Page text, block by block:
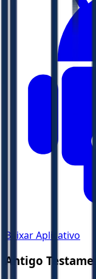
Baixar Aplicativo
Antigo